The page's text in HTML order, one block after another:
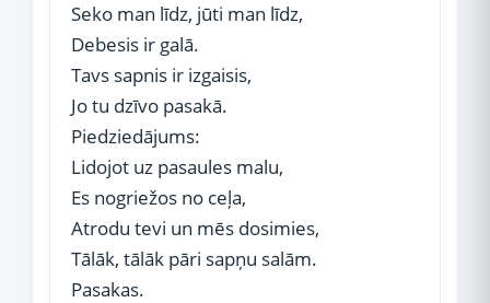
Seko man līdz, jūti man līdz,
Debesis ir galā.
Tavs sapnis ir izgaisis,
Jo tu dzīvo pasakā.
Piedziedājums:
Lidojot uz pasaules malu,
Es nogriežos no ceļa,
Atrodu tevi un mēs dosimies,
Tālāk, tālāk pāri sapņu salām.
Pasakas.